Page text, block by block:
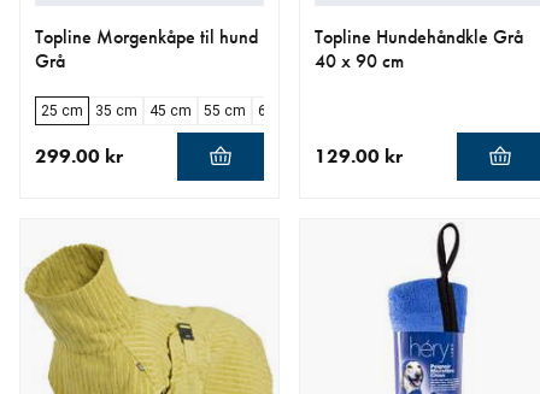
Topline Morgenkåpe til hund
Grå
25 cm 35 cm 45 cm 55 cm 65 cm
299.00 kr
Topline Hundehåndkle Grå
40 x 90 cm
129.00 kr